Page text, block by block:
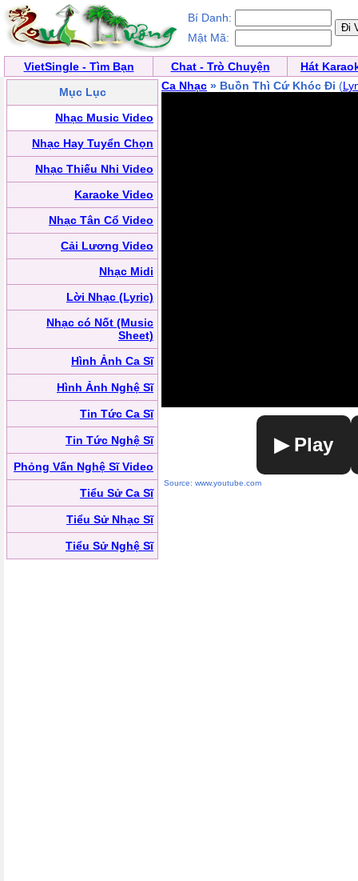
Bí Danh:
Mật Mã:
VietSingle - Tìm Bạn Chat - Trò Chuyện
Hát
Mục Lục
Nhạc Music Video
Nhạc Hay Tuyển Chọn
Nhạc Thiếu Nhi Video
Karaoke Video
Nhạc Tân Cổ Video
Cải Lương Video
Nhạc Midi
Lời Nhạc (Lyric)
Nhạc có Nốt (Music
Sheet)
Hình Ảnh Ca Sĩ
Hình Ảnh Nghệ Sĩ
Tin Tức Ca Sĩ
Tin Tức Nghệ Sĩ
Phỏng Vấn Nghệ Sĩ Video
Tiểu Sử Ca Sĩ
Tiểu Sử Nhạc Sĩ
Tiểu Sử Nghệ Sĩ
Ca Nhạc » Buồn Thì Cứ Khóc Đi (
▶ Play
Source: www.youtube.com